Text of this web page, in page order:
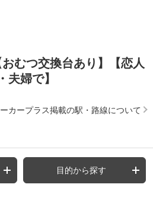
むつ交換台あり】【恋人
夫婦で】
カープラス掲載の駅・路線について
目的から探す